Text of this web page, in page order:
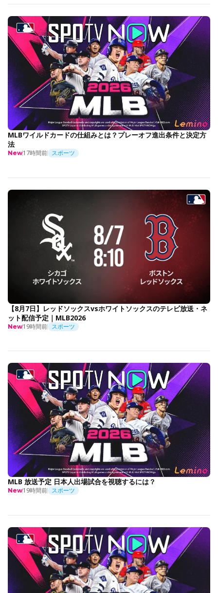
MLBワイルドカードの仕組みとは？プレーオフ進出条件と決定方
法
New17時間前 スポーツ
【8月7日】レッドソックスvsホワイトソックスのテレビ放送・ネ
ット配信予定｜MLB2026
New19時間前 スポーツ
MLB 放送予定 日本人出場試合を視聴するには？
New19時間前 スポーツ